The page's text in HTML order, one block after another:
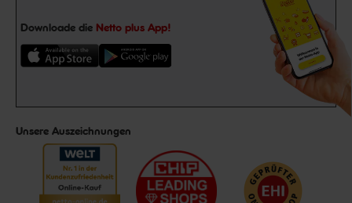
Downloade die Netto plus App!
Unsere Auszeichnungen